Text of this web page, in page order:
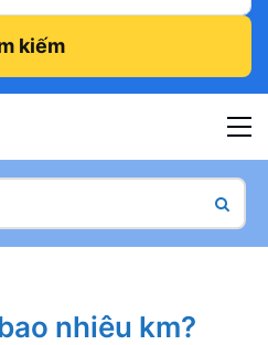
kiếm
nhiêu km?